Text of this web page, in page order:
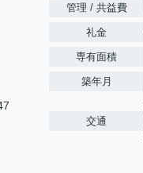
管理 / 共益費
礼金
専有面積
築年月
交通